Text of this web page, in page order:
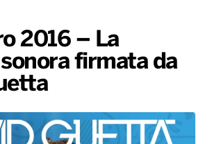
Hit Dance
e Spettacolo
Norba Consiglia
Generale
Novità
News TV
2026
2016 – La
firmata da